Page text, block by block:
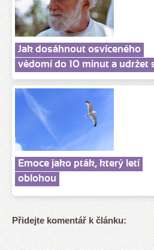
Jak dosáhnout osvíceného
vědomí do 10 minut a udržet
Emoce jako pták, který letí
oblohou
Přidejte komentář k článku: